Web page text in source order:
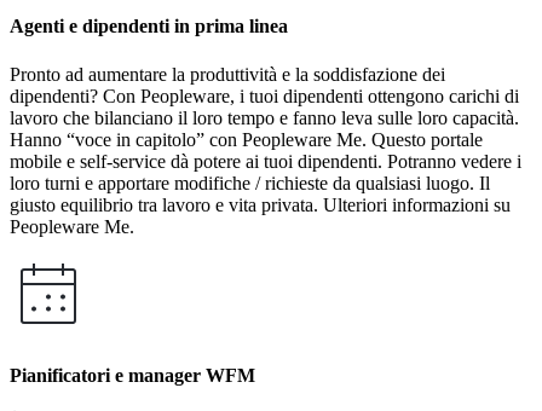
Agenti e dipendenti in prima linea
Pronto ad aumentare la produttività e la soddisfazione dei
dipendenti? Con Peopleware, i tuoi dipendenti ottengono carichi di
lavoro che bilanciano il loro tempo e fanno leva sulle loro capacità.
Hanno “voce in capitolo” con Peopleware Me. Questo portale
mobile e self-service dà potere ai tuoi dipendenti. Potranno vedere i
loro turni e apportare modifiche / richieste da qualsiasi luogo. Il
giusto equilibrio tra lavoro e vita privata. Ulteriori informazioni su
Peopleware Me.
Pianificatori e manager WFM